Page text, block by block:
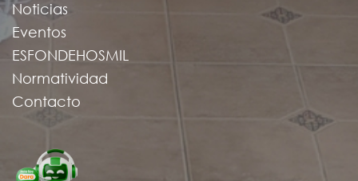
Noticias
Eventos
ESFONDEHOSMIL
Normatividad
Contacto